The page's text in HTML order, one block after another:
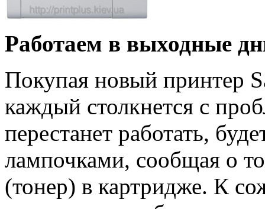
Работаем в выходные
Покупая новый принтер
каждый столкнется с
перестанет работать,
лампочками, сообщая о
(тонер) в картридже. К